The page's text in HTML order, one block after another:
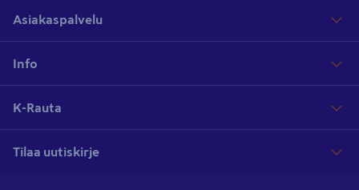
Asiakaspalvelu
Info
K-Rauta
Tilaa uutiskirje